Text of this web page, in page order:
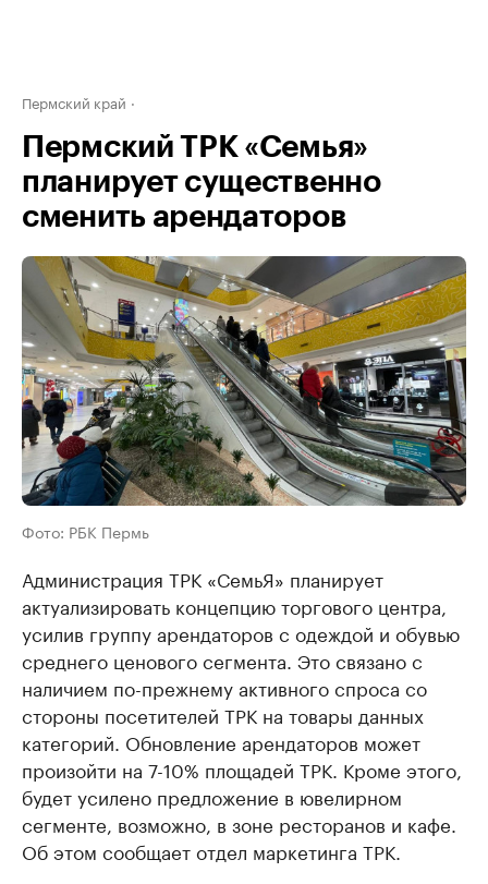
Пермский край
Пермский ТРК «Семья»
планирует существенно
сменить арендаторов
Фото: РБК Пермь
Администрация ТРК «СемьЯ» планирует
актуализировать концепцию торгового центра,
усилив группу арендаторов с одеждой и обувью
среднего ценового сегмента. Это связано с
наличием по-прежнему активного спроса со
стороны посетителей ТРК на товары данных
категорий. Обновление арендаторов может
произойти на 7-10% площадей ТРК. Кроме этого,
будет усилено предложение в ювелирном
сегменте, возможно, в зоне ресторанов и кафе.
Об этом сообщает отдел маркетинга ТРК.